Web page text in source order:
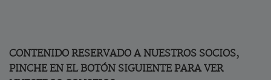
CONTENIDO RESERVADO A NUESTROS SOCIOS,
PINCHE EN EL BOTÓN SIGUIENTE PARA VER